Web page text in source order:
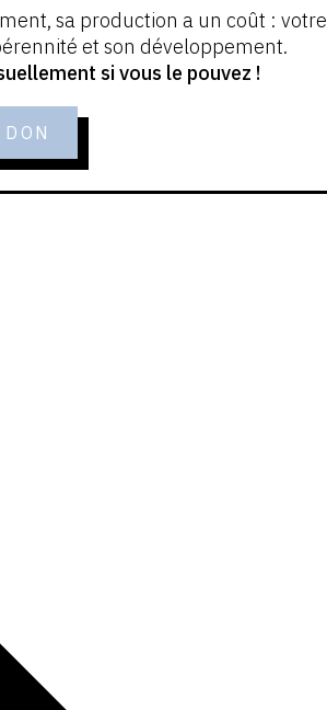
sa production a un coût : votre
et son développement.
si vous le pouvez !